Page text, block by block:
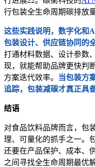
行包装全生命周期碳排放
这些实践说明，数字化和
包装设计、供应链协同的
打通材料数据、设计参数
现，就能帮助品牌更快判
方案迭代效率。
当包装方
追踪，包装减碳才真正具
结语
对食品饮料品牌而言，包
理、可量化的抓手之一。
还要在产品保护、成本、
之间寻找全生命周期最优解